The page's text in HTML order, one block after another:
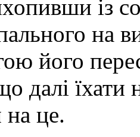
із
на
його
далі їхати
на це.